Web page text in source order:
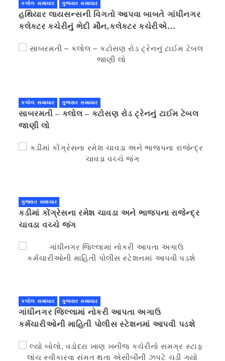
કલોલ સમાચાર ગુજરાત સમાચાર
હથિયાર લાયસન્સની વિગતો આપવા બાબતે ગાંધીનગર
કલેક્ટર કચેરીનું ભેદી મૌન,કલેક્ટર કચેરીએ
કલોલ સમાચાર ગુજરાત સમાચાર
સાબરમતી – કલોલ – કટોસણ રોડ ટ્રેનનું ટાઈમ ટેબલ
જાણી લો
ગુજરાત સમાચાર
કડીમાં કોંગ્રેસના રમેશ ચાવડા અને ભાજપના રાજેન્દ્ર
ચાવડા વચ્ચે જંગ
કલોલ સમાચાર ગુજરાત સમાચાર
ગાંધીનગર જિલ્લામાં નોકરી આપતા અગાઉ
કર્મચારીઓની માહિતી પોલીસ સ્ટેશનમાં આપવી પડશે